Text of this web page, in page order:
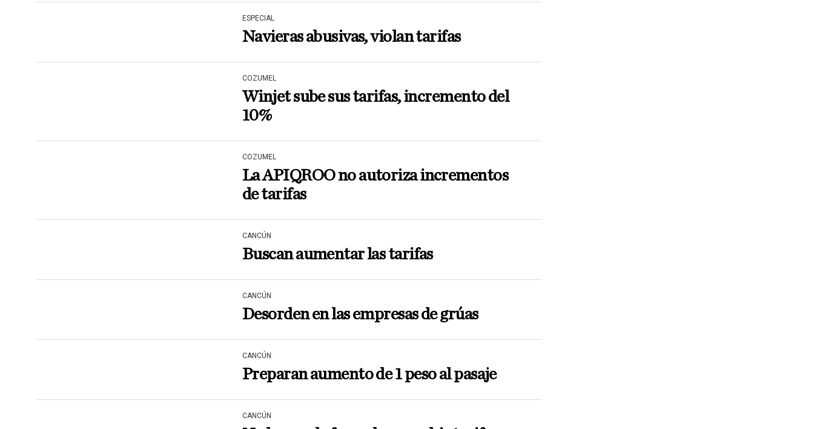
ESPECIAL
Navieras abusivas, violan tarifas
COZUMEL
Winjet sube sus tarifas, incremento del
10%
COZUMEL
La APIQROO no autoriza incrementos
de tarifas
CANCÚN
Buscan aumentar las tarifas
CANCÚN
Desorden en las empresas de grúas
CANCÚN
Preparan aumento de 1 peso al pasaje
CANCÚN